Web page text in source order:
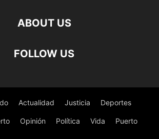
ABOUT US
FOLLOW US
Actualidad Justicia Deportes
Opinión Política Vida Puerto